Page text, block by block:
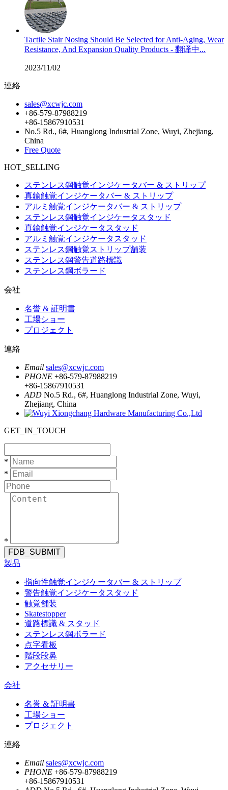
Tactile Stair Nosing Should Be Selected for Anti-Aging, Wear
Resistance, And Expansion Quality Products - 翻译中...
2023/11/02
連絡
sales@xcwjc.com
+86-579-87988219
+86-15867910531
No.5 Rd., 6#, Huanglong Industrial Zone, Wuyi, Zhejiang,
China
Free Quote
HOT_SELLING
ステンレス鋼触覚インジケータバー & ストリップ
真鍮触覚インジケータバー & ストリップ
アルミ触覚インジケータバー & ストリップ
ステンレス鋼触覚インジケータスタッド
真鍮触覚インジケータスタッド
アルミ触覚インジケータスタッド
ステンレス鋼触覚ストリップ舗装
ステンレス鋼警告道路標識
ステンレス鋼ボラード
会社
名誉 & 証明書
工場ショー
プロジェクト
連絡
Email sales@xcwjc.com
PHONE +86-579-87988219
+86-15867910531
ADD No.5 Rd., 6#, Huanglong Industrial Zone, Wuyi,
Zhejiang, China
GET_IN_TOUCH
*
*
*
FDB_SUBMIT
製品
指向性触覚インジケータバー & ストリップ
警告触覚インジケータスタッド
触覚舗装
Skatestopper
道路標識 & スタッド
ステンレス鋼ボラード
点字看板
階段段鼻
アクセサリー
会社
名誉 & 証明書
工場ショー
プロジェクト
連絡
Email sales@xcwjc.com
PHONE +86-579-87988219
+86-15867910531